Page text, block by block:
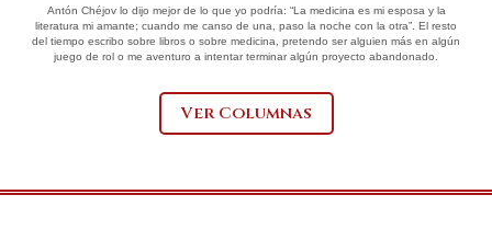
Antón Chéjov lo dijo mejor de lo que yo podría: “La medicina es mi esposa y la
literatura mi amante; cuando me canso de una, paso la noche con la otra”. El resto
del tiempo escribo sobre libros o sobre medicina, pretendo ser alguien más en algún
juego de rol o me aventuro a intentar terminar algún proyecto abandonado.
Ver Columnas